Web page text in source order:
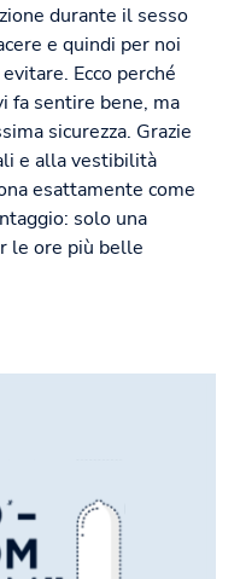
durante il sesso
e quindi per noi
Ecco perché
fa sentire bene, ma
sicurezza. Grazie
e alla vestibilità
esattamente come
solo una
le ore più belle